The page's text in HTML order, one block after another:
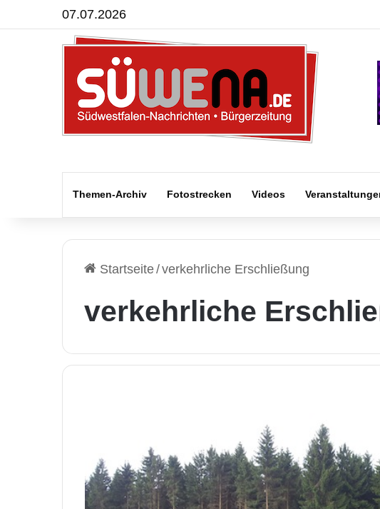
07.07.2026
Themen-Archiv Fotostrecken Videos
Startseite/verkehrliche Erschließung
verkehrliche